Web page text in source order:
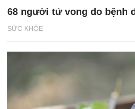
SỨC KHỎE
68 người tử vong do bệnh